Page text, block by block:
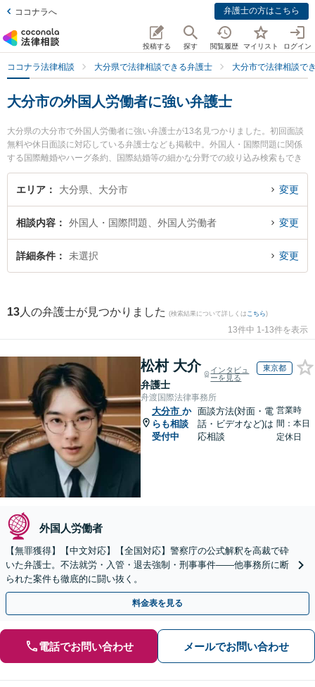
ココナラへ 弁護士の方はこちら
投稿する 探す 閲覧履歴 マイリスト ログイン
ココナラ法律相談 大分県で法律相談できる弁護士 大分市で法律相談で
大分市の外国人労働者に強い弁護士
大分県の大分市で外国人労働者に強い弁護士が13名見つかりました。初回面談
無料や休日面談に対応している弁護士なども掲載中。外国人・国際問題に関係
する国際離婚やハーグ条約、国際結婚等の細かな分野での絞り込み検索もでき
便利です。特に大分フラワー法律事務所の巨瀬 慧人弁護士や弁護士法人リブラ
法律事務所の松本 佳織弁護士、麻生法律事務所の麻生 昭一弁護士のプロフィー
働者のトラブル解決の実績豊富な近くの弁護士を検索したい』『初回相談無料
で外国人労働者を法律相談できる大分市内の弁護士に相談予約したい』などで
お困りの相談者さんにおすすめです。
エリア 大分県、大分市 変更
相談内容 外国人・国際問題、外国人労働者 変更
詳細条件 未選択 変更
13 人の弁護士が見つかりました (検索結果について詳しくは こちら)
13件中 1-13件を表示
松村 大介
弁護士
インタビュ
ーを見る
東京都
舟渡国際法律事務所
大分市 か
らも相談
受付中
面談方法(対面・電
話・ビデオなど)は
応相談
営業時
間：本日
定休日
外国人労働者
【無罪獲得】【中文対応】【全国対応】警察庁の公式解釈を高裁で砕
いた弁護士。不法就労・入管・退去強制・刑事事件——他事務所に断
られた案件も徹底的に闘い抜く。
料金表を見る
電話でお問い合わせ メールでお問い合わせ